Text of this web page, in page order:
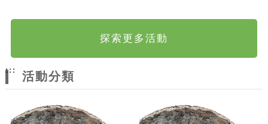
探索更多活動
:::
活動分類